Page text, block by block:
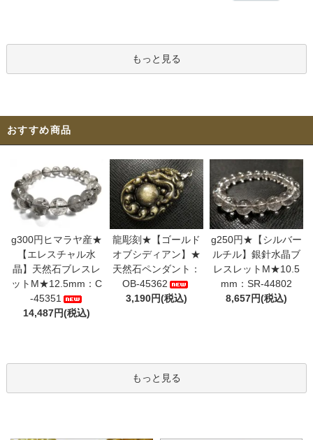
もっと見る
おすすめ商品
g300円ヒマラヤ産★
【エレスチャル水
晶】天然石ブレスレ
ットM★12.5mm：C
-45351
14,487円(税込)
龍彫刻★【ゴールド
オブシディアン】★
天然石ペンダント：
OB-45362
3,190円(税込)
g250円★【シルバー
ルチル】銀針水晶ブ
レスレットM★10.5
mm：SR-44802
8,657円(税込)
もっと見る